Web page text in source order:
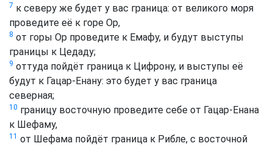
7 к северу же будет у вас граница: от великого моря
проведите её к горе Ор,
8 от горы Ор проведите к Емафу, и будут выступы
границы к Цедаду;
9 оттуда пойдёт граница к Цифрону, и выступы её
будут к Гацар-Енану: это будет у вас граница
северная;
10 границу восточную проведите себе от Гацар-Енана
к Шефаму,
11 от Шефама пойдёт граница к Рибле, с восточной